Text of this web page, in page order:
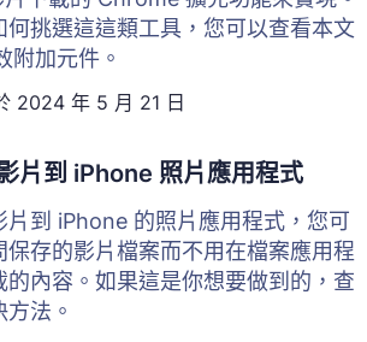
何挑選這這類工具，您可以查看本文
附加元件。
2024 年 5 月 21 日
片到 iPhone 照片應用程式
片到 iPhone 的照片應用程式，您可
保存的影片檔案而不用在檔案應用程
的內容。如果這是你想要做到的，查
法。